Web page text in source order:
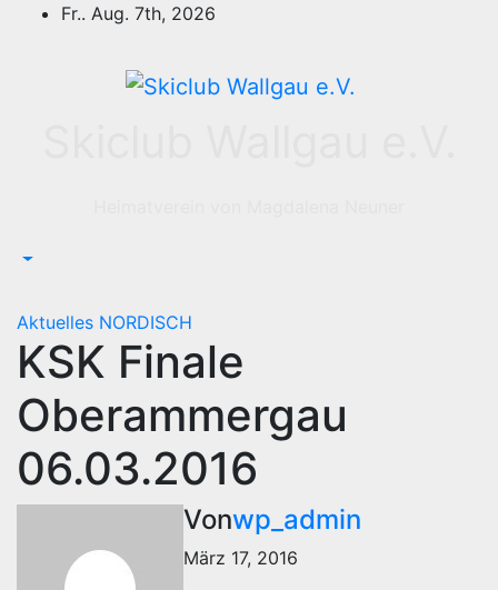
Fr.. Aug. 7th, 2026
Aktuelles NORDISCH
KSK Finale
Oberammergau
06.03.2016
Vonwp_admin
März 17, 2016